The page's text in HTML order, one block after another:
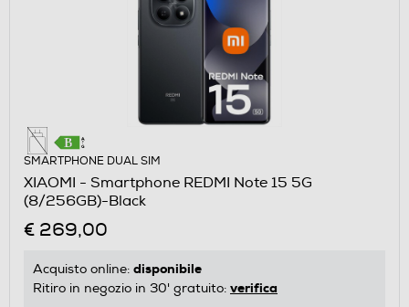
SMARTPHONE DUAL SIM
XIAOMI - Smartphone REDMI Note 15 5G
(8/256GB)-Black
€ 269,00
Acquisto online: disponibile
Ritiro in negozio in 30' gratuito: verifica